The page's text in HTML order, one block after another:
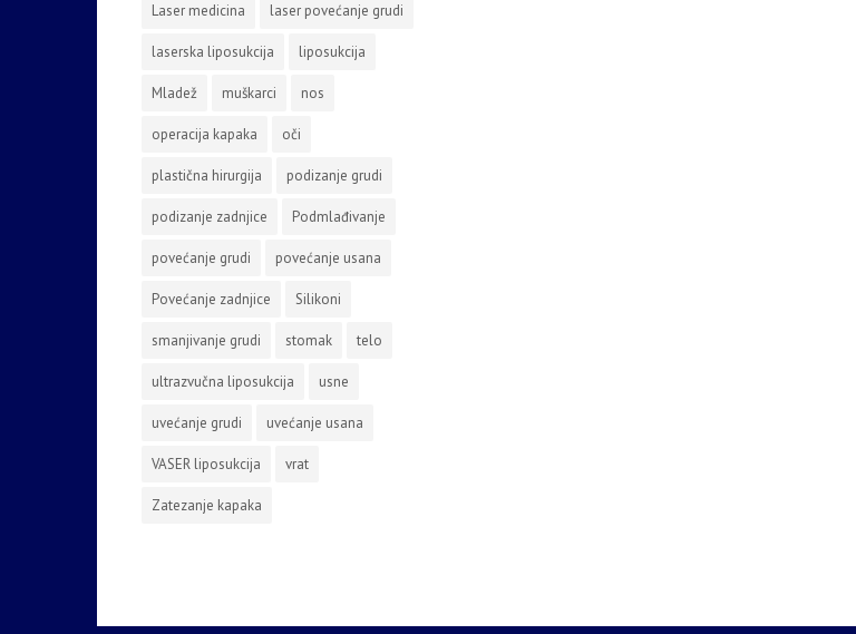
Laser medicina laser povećanje grudi
laserska liposukcija liposukcija
Mladež muškarci nos
operacija kapaka oči
plastična hirurgija podizanje grudi
podizanje zadnjice Podmlađivanje
povećanje grudi povećanje usana
Povećanje zadnjice Silikoni
smanjivanje grudi stomak telo
ultrazvučna liposukcija usne
uvećanje grudi uvećanje usana
VASER liposukcija vrat
Zatezanje kapaka